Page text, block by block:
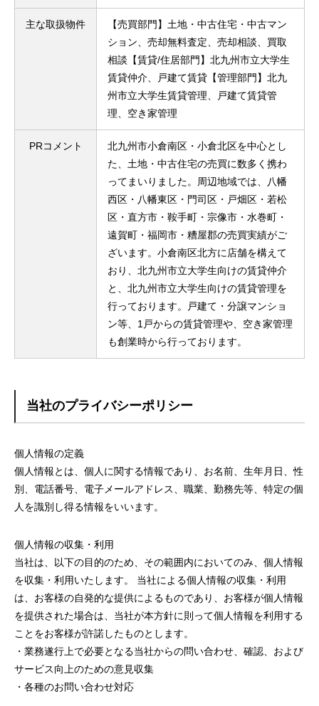
主な取扱物件
【売買部門】土地・中古住宅・中古マン
ション、売却無料査定、売却相談、買取
相談【賃貸/住居部門】北九州市立大学生
賃貸仲介、戸建て賃貸【管理部門】北九
州市立大学生賃貸管理、戸建て賃貸管
理、空き家管理
PRコメント
北九州市小倉南区・小倉北区を中心とし
た、土地・中古住宅の売買に数多く携わ
ってまいりました。周辺地域では、八幡
西区・八幡東区・門司区・戸畑区・若松
区・直方市・鞍手町・宗像市・水巻町・
遠賀町・福岡市・糟屋郡の売買実績がご
ざいます。小倉南区北方に店舗を構えて
おり、北九州市立大学生向けの賃貸仲介
と、北九州市立大学生向けの賃貸管理を
行っております。戸建て・分譲マンショ
ン等、1戸からの賃貸管理や、空き家管理
も創業時から行っております。
当社のプライバシーポリシー
個人情報の定義
個人情報とは、個人に関する情報であり、お名前、生年月日、性
別、電話番号、電子メールアドレス、職業、勤務先等、特定の個
人を識別し得る情報をいいます。
個人情報の収集・利用
当社は、以下の目的のため、その範囲内においてのみ、個人情報
を収集・利用いたします。 当社による個人情報の収集・利用
は、お客様の自発的な提供によるものであり、お客様が個人情報
を提供された場合は、当社が本方針に則って個人情報を利用する
ことをお客様が許諾したものとします。
・業務遂行上で必要となる当社からの問い合わせ、確認、および
サービス向上のための意見収集
・各種のお問い合わせ対応